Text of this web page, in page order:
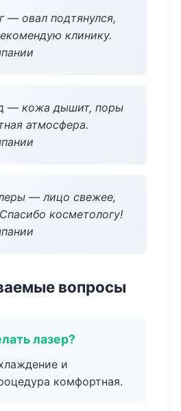
— овал подтянулся,
клинику.
— кожа дышит, поры
атмосфера.
— лицо свежее,
косметологу!
вопросы
лазер?
и
комфортная.